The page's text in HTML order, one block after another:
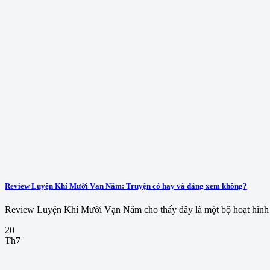
Review Luyện Khí Mười Vạn Năm: Truyện có hay và đáng xem không?
Review Luyện Khí Mười Vạn Năm cho thấy đây là một bộ hoạt
20
Th7